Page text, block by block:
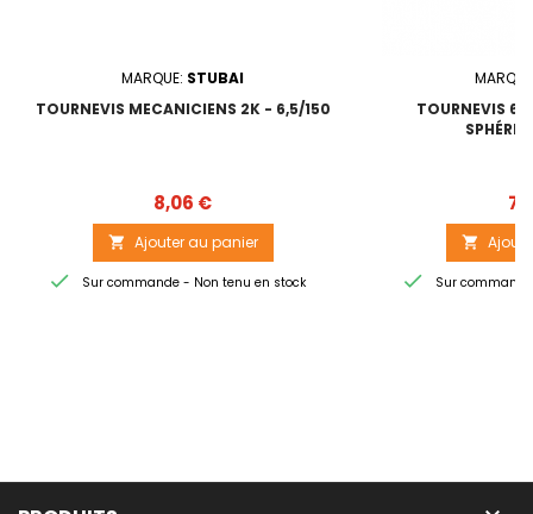
MARQUE: STUBAI
TOURNEVIS MECANICIENS 2K - 6,5/150
Prix
8,06 €
 Ajouter au panier
 Sur commande - Non tenu en stock
TOURNEVIS 6

 Sur